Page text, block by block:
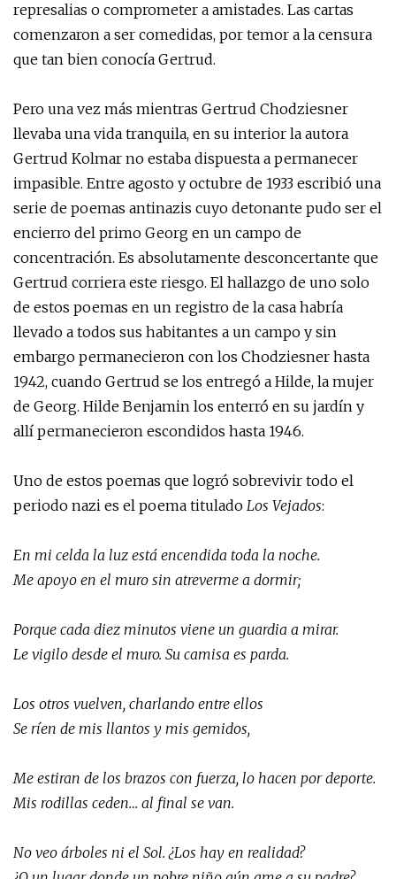
represalias o comprometer a amistades. Las cartas
comenzaron a ser comedidas, por temor a la censura
que tan bien conocía Gertrud.
Pero una vez más mientras Gertrud Chodziesner
llevaba una vida tranquila, en su interior la autora
Gertrud Kolmar no estaba dispuesta a permanecer
impasible. Entre agosto y octubre de 1933 escribió una
serie de poemas antinazis cuyo detonante pudo ser el
encierro del primo Georg en un campo de
concentración. Es absolutamente desconcertante que
Gertrud corriera este riesgo. El hallazgo de uno solo
de estos poemas en un registro de la casa habría
llevado a todos sus habitantes a un campo y sin
embargo permanecieron con los Chodziesner hasta
1942, cuando Gertrud se los entregó a Hilde, la mujer
de Georg. Hilde Benjamin los enterró en su jardín y
allí permanecieron escondidos hasta 1946.
Uno de estos poemas que logró sobrevivir todo el
periodo nazi es el poema titulado Los Vejados:
En mi celda la luz está encendida toda la noche.
Me apoyo en el muro sin atreverme a dormir;
Porque cada diez minutos viene un guardia a mirar.
Le vigilo desde el muro. Su camisa es parda.
Los otros vuelven, charlando entre ellos
Se ríen de mis llantos y mis gemidos,
Me estiran de los brazos con fuerza, lo hacen por deporte.
Mis rodillas ceden… al final se van.
No veo árboles ni el Sol. ¿Los hay en realidad?